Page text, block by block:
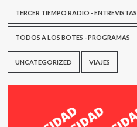
TERCER TIEMPO RADIO - ENTREVISTAS
TODOS A LOS BOTES - PROGRAMAS
UNCATEGORIZED VIAJES